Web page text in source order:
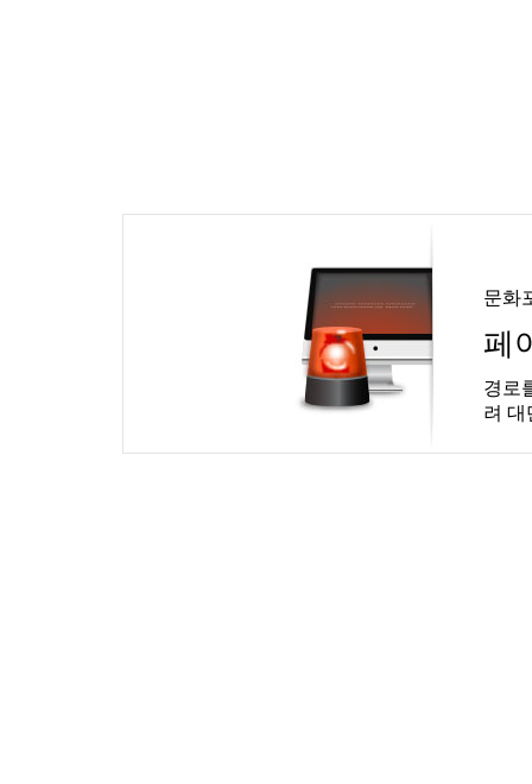
문화
페
경로
려 대